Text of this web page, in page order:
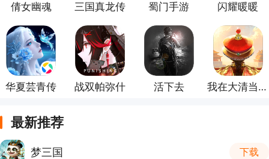
倩女幽魂 三国真龙传 蜀门手游 闪耀暖暖
华夏芸青传 战双帕弥什 活下去 我在大清当皇帝
最新推荐
梦三国 下载